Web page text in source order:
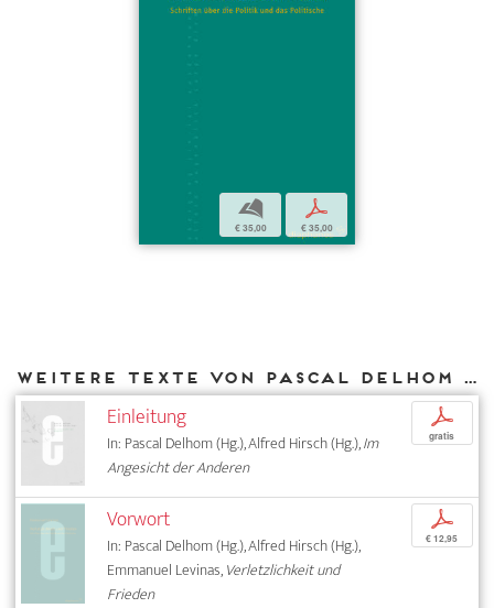
b
€ 35,00
p
€ 35,00
Weitere Texte von Pascal Delhom bei DIAPHANES
Einleitung
In: Pascal Delhom (Hg.), Alfred Hirsch (Hg.),Im
Angesicht der Anderen
p
gratis
Vorwort
In: Pascal Delhom (Hg.), Alfred Hirsch (Hg.),
Emmanuel Levinas,Verletzlichkeit und
Frieden
p
€ 12,95